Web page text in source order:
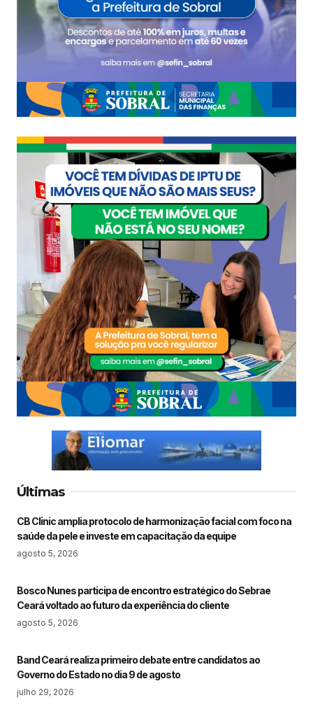
Últimas
CB Clinic amplia protocolo de harmonização facial com foco na
saúde da pele e investe em capacitação da equipe
agosto 5, 2026
Bosco Nunes participa de encontro estratégico do Sebrae
Ceará voltado ao futuro da experiência do cliente
agosto 5, 2026
Band Ceará realiza primeiro debate entre candidatos ao
Governo do Estado no dia 9 de agosto
julho 29, 2026